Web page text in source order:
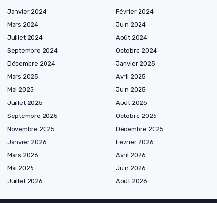
Janvier 2024
Février 2024
Mars 2024
Juin 2024
Juillet 2024
Août 2024
Septembre 2024
Octobre 2024
Décembre 2024
Janvier 2025
Mars 2025
Avril 2025
Mai 2025
Juin 2025
Juillet 2025
Août 2025
Septembre 2025
Octobre 2025
Novembre 2025
Décembre 2025
Janvier 2026
Février 2026
Mars 2026
Avril 2026
Mai 2026
Juin 2026
Juillet 2026
Août 2026